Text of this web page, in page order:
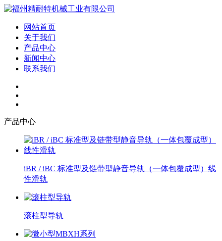
网站首页
关于我们
产品中心
新闻中心
联系我们
产品中心
iBR / iBC 标准型及链带型静音导轨（一体包覆成型）线
性滑轨
滚柱型导轨